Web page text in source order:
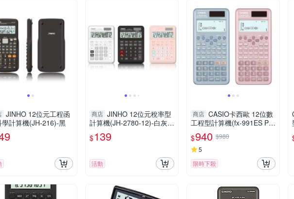
JINHO 12位元工程函
學計算機(JH-216)-黑
商店 JINHO 12位元稅率型
計算機(JH-2780-12)-白灰/
黑/粉
$139
活動
商店 CASIO卡西歐 12位數
工程型計算機(fx-991ES PL
US-2)-藍/藕粉
$940 $980
5
限時下殺